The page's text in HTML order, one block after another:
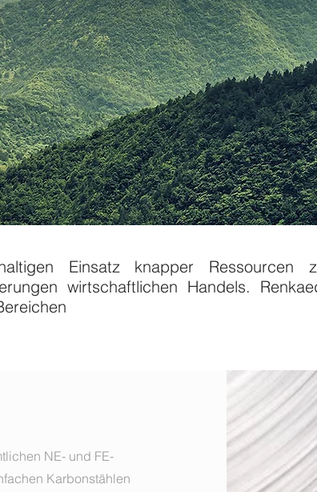
Einsatz knapper
wirtschaftlichen Handels.
NE- und FE-
Karbonstählen